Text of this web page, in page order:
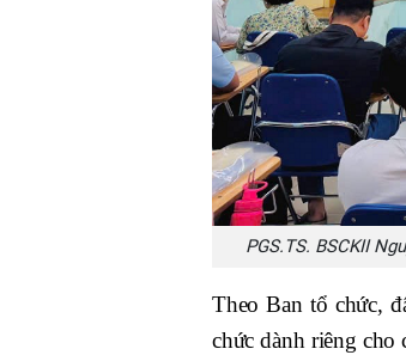
PGS.TS. BSCKII
Theo Ban tổ chức,
chức dành riêng cho